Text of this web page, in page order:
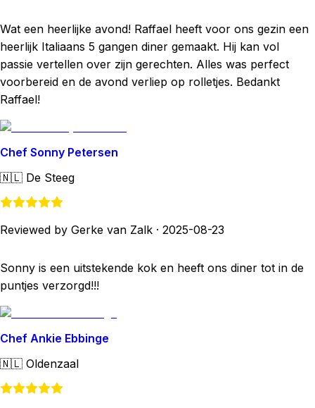
Wat een heerlijke avond! Raffael heeft voor ons gezin een
heerlijk Italiaans 5 gangen diner gemaakt. Hij kan vol
passie vertellen over zijn gerechten. Alles was perfect
voorbereid en de avond verliep op rolletjes. Bedankt
Raffael!
Chef Sonny Petersen
🇳🇱 De Steeg
Reviewed by Gerke van Zalk · 2025-08-23
Sonny is een uitstekende kok en heeft ons diner tot in de
puntjes verzorgd!!!
Chef Ankie Ebbinge
🇳🇱 Oldenzaal